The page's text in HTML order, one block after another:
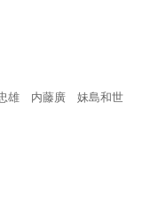
雄 内藤廣 妹島和世